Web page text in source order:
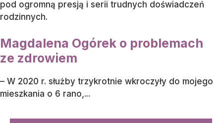
pod ogromną presją i serii trudnych doświadczeń
rodzinnych.
Magdalena Ogórek o problemach
ze zdrowiem
– W 2020 r. służby trzykrotnie wkroczyły do mojego
mieszkania o 6 rano,...